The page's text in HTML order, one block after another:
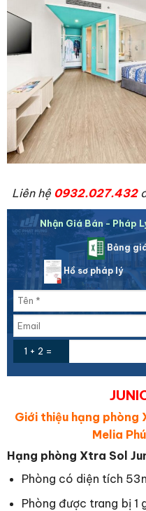
Liên hệ 0932.027.432
Nhận Giá Bán - Pháp
Bảng
Hồ sơ pháp lý
1 + 2 =
Giới thiệu hạng phòng
Melia
Hạng phòng Xtra Sol
Phòng có diện tích
Phòng được trang bị 1